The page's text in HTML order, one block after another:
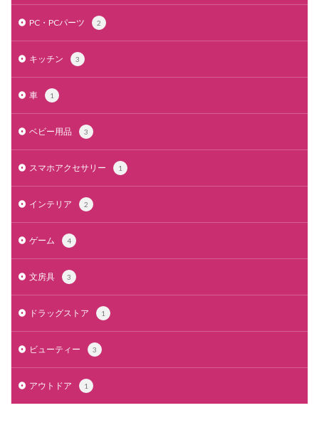
PC・PCパーツ 2
キッチン 3
車 1
ベビー用品 3
スマホアクセサリー 1
インテリア 2
ゲーム 4
文房具 3
ドラッグストア 1
ビューティー 3
アウトドア 1